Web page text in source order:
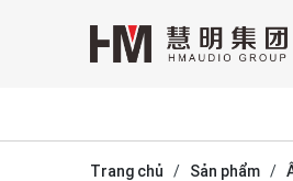
Trang chủ / Sản phẩm /